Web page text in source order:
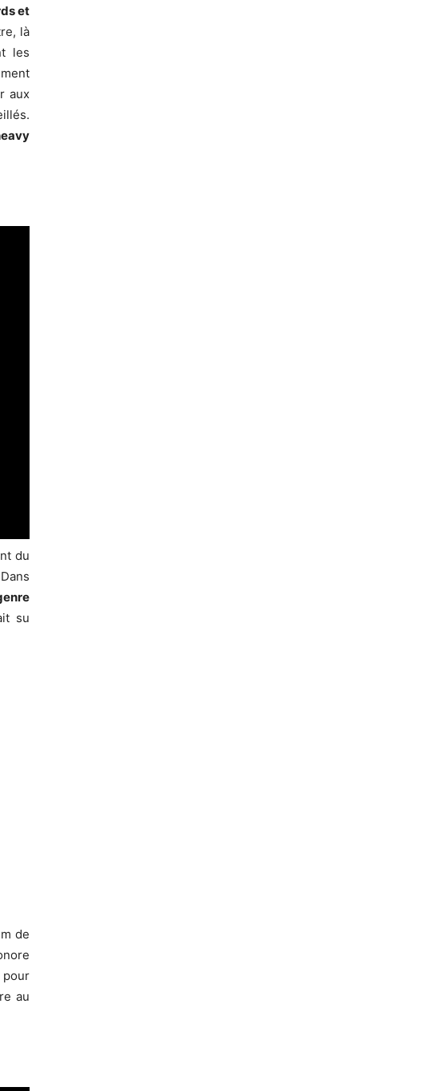
et
là
les
aux
du
su
de
pour
au